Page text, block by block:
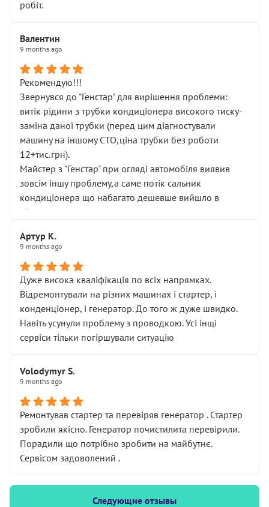
робіт.
Валентин
9 months ago
Рекомендую!!!
Звернувся до "Генстар" для вирішення проблеми:
витік рідини з трубки кондиціонера високого тиску-
заміна даної трубки (перед цим діагностували
машину на іншому СТО,ціна трубки без роботи
12+тис.грн).
Майстер з "Генстар" при огляді автомобіля виявив
зовсім іншу проблему,а саме потік сальник
кондиціонера що набагато дешевше вийшло в
підсумку.
Артур К.
9 months ago
Дуже висока кваліфікація по всіх напрямках.
Відремонтували на різних машинах і стартер, і
конденціонер, і генератор. До того ж дуже швидко.
Навіть усунули проблему з проводкою. Усі інщі
сервіси тільки погіршували ситуацію
Volodymyr S.
9 months ago
Ремонтував стартер та перевіряв генератор . Стартер
зробили якісно. Генератор почистилита перевірили.
Порадили що потрібно зробити на майбутнє.
Сервісом задоволений .
Следующие отзывы